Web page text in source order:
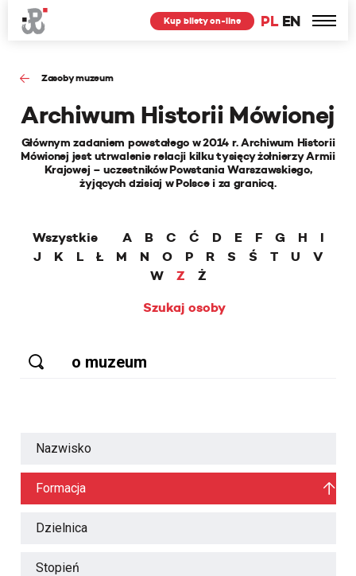
PL EN
Kup bilety on-line
Zasoby muzeum
Archiwum Historii Mówionej
Głównym zadaniem powstałego w 2014 r. Archiwum Historii
Mówionej jest utrwalenie relacji kilku tysięcy żołnierzy Armii
Krajowej – uczestników Powstania Warszawskiego,
żyjących dzisiaj w Polsce i za granicą.
Wszystkie A B C Ć D E F G H
I
J
K L Ł M N O P R S Ś T U
V
W
Z
Ż
Szukaj osoby
Nazwisko
Formacja
Dzielnica
Stopień